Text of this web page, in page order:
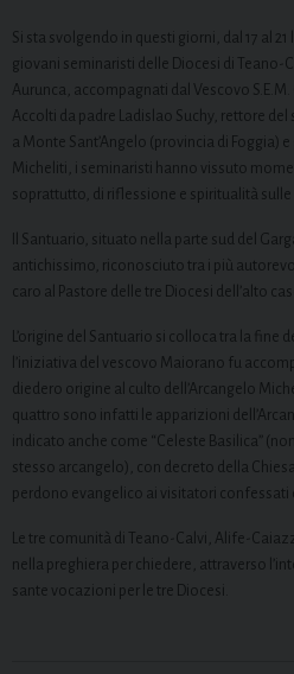
Si sta svolgendo in questi giorni, dal 17 al
giovani seminaristi delle Diocesi di Teano-
Aurunca, accompagnati dal Vescovo S.E.M.
Accolti da padre Ladislao Suchy, rettore
a Monte Sant’Angelo (provincia di Foggia)
Micheliti, i seminaristi hanno vissuto
soprattutto, di riflessione e spiritualità sulle
Il Santuario, situato nella parte sud del
antichissimo, riconosciuto tra i più
caro al Pastore delle tre Diocesi dell’alto
L’origine del Santuario si colloca tra la fine
l’iniziativa del vescovo Maiorano fu
diedero origine al culto dell’Arcangelo
quattro sono infatti le apparizioni
indicato anche come “Celeste Basilica”
stesso arcangelo), con decreto della
perdono evangelico ai visitatori confessati
Le tre comunità di Teano-Calvi, Alife-
nella preghiera per chiedere, attraverso
sante vocazioni per le tre Diocesi.